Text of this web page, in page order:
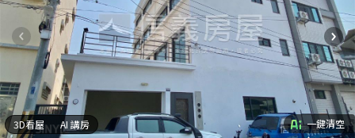
3D看屋 AI 講房 一鍵清空